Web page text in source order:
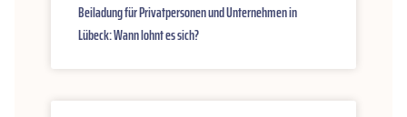
Beiladung für Privatpersonen und Unternehmen in
Lübeck: Wann lohnt es sich?